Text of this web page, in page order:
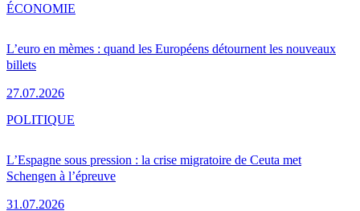
L’euro en mèmes : quand les Européens détournent les nouveaux
billets
27.07.2026
ÉCONOMIE
L’Espagne sous pression : la crise migratoire de Ceuta met
Schengen à l’épreuve
31.07.2026
POLITIQUE